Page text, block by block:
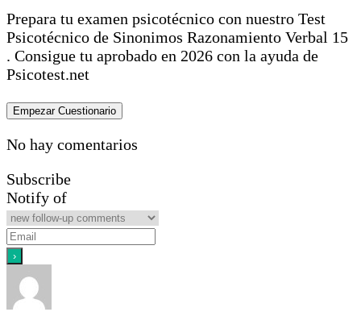
Prepara tu examen psicotécnico con nuestro Test
Psicotécnico de Sinonimos Razonamiento Verbal 15
. Consigue tu aprobado en 2026 con la ayuda de
Psicotest.net
No hay comentarios
Subscribe
Notify of